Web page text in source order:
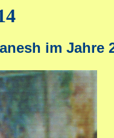
im Jahre